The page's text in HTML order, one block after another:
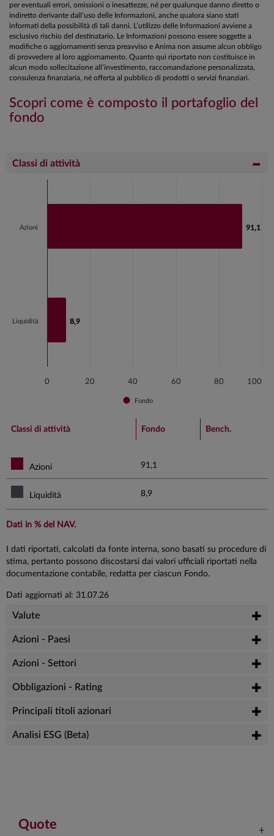
per eventuali errori, omissioni o inesattezze, né per qualunque danno diretto o
indiretto derivante dall’uso delle Informazioni, anche qualora siano stati
informati della possibilità di tali danni. L’utilizzo delle Informazioni avviene a
esclusivo rischio del destinatario. Le Informazioni possono essere soggette a
modifiche o aggiornamenti senza preavviso e Anima non assume alcun obbligo
di provvedere al loro aggiornamento. Quanto qui riportato non costituisce in
alcun modo sollecitazione all’investimento, raccomandazione personalizzata,
consulenza finanziaria, né offerta al pubblico di prodotti o servizi finanziari.
Scopri come è composto il portafoglio del
fondo
Classi di attività
The chart has 1 X axis displaying categories.
The chart has 1 Y axis displaying values. Data ranges
91,1
91,1
8,9
8,9
0 20 40 60 80 100
Fondo
Azioni
Liquidità
End of interactive chart.
Classi di attività Fondo Bench.
Azioni 91,1
Liquidità 8,9
Dati in % del NAV.
I dati riportati, calcolati da fonte interna, sono basati su procedure di
stima, pertanto possono discostarsi dai valori ufficiali riportati nella
documentazione contabile, redatta per ciascun Fondo.
Dati aggiornati al: 31.07.26
Valute
Azioni - Paesi
Azioni - Settori
Obbligazioni - Rating
Principali titoli azionari
Analisi ESG (Beta)
Quote